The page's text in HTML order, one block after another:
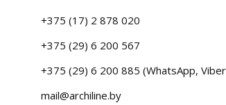
+375 (17) 2 878 020
+375 (29) 6 200 567
+375 (29) 6 200 885 (WhatsApp,
mail@archiline.by